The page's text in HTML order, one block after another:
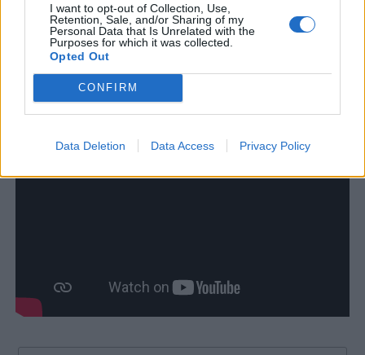
I want to opt-out of Collection, Use,
Retention, Sale, and/or Sharing of my
Personal Data that Is Unrelated with the
Purposes for which it was collected.
Opted Out
CONFIRM
Data Deletion Data Access Privacy Policy